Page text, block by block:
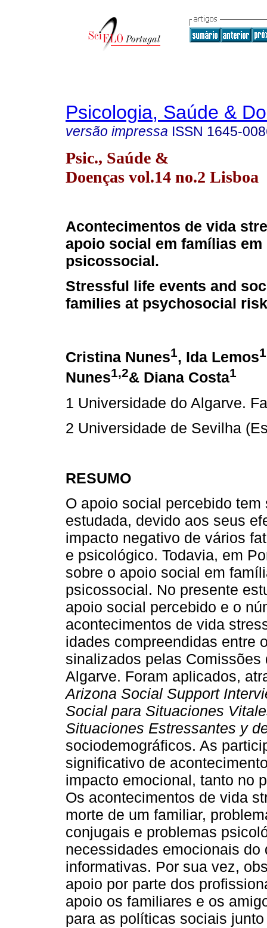
Psicologia, Saúde &
versão impressa ISSN 1645-
Psic., Saúde &
Doenças vol.14 no.2 Lisboa
Acontecimentos de vida
apoio social em famílias
psicossocial.
Stressful life events and
families at psychosocial risk
Cristina Nunes1, Ida Lemos1
Nunes1,2& Diana Costa1
1 Universidade do Algarve.
2 Universidade de Sevilha
RESUMO
O apoio social percebido
estudada, devido aos seus
impacto negativo de vários
e psicológico. Todavia, em
sobre o apoio social em
psicossocial. No presente
apoio social percebido e o
acontecimentos de vida
idades compreendidas entre
sinalizados pelas
Algarve. Foram aplicados,
Arizona Social Support
Social para Situaciones
Situaciones Estressantes y
sociodemográficos. As
significativo de
impacto emocional, tanto no
Os acontecimentos de vida
morte de um familiar,
conjugais e problemas
necessidades emocionais
informativas. Por sua vez,
apoio por parte dos
apoio os familiares e os
para as políticas sociais